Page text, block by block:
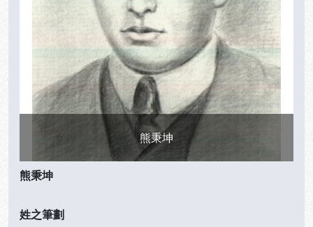
熊秉坤
熊秉坤
姓之筆劃